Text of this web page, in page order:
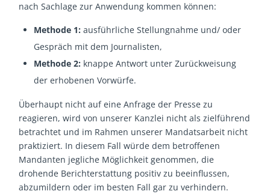
nach Sachlage zur Anwendung kommen können:
Methode 1: ausführliche Stellungnahme und/ oder
Gespräch mit dem Journalisten,
Methode 2: knappe Antwort unter Zurückweisung
der erhobenen Vorwürfe.
Überhaupt nicht auf eine Anfrage der Presse zu
reagieren, wird von unserer Kanzlei nicht als zielführend
betrachtet und im Rahmen unserer Mandatsarbeit nicht
praktiziert. In diesem Fall würde dem betroffenen
Mandanten jegliche Möglichkeit genommen, die
drohende Berichterstattung positiv zu beeinflussen,
abzumildern oder im besten Fall gar zu verhindern.